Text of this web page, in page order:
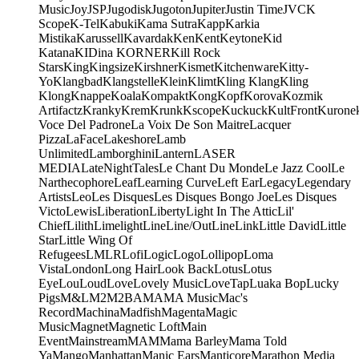
MusicJoyJSPJugodiskJugotonJupiterJustin TimeJVCK
ScopeK-TelKabukiKama SutraKappKarkia
MistikaKarussellKavardakKenKentKeytoneKid
KatanaKIDina KORNERKill Rock
StarsKingKingsizeKirshnerKismetKitchenwareKitty-
YoKlangbadKlangstelleKleinKlimtKling KlangKling
KlongKnappeKoalaKompaktKongKopfKorovaKozmik
ArtifactzKrankyKremKrunkKscopeKuckuckKultFront
Voce Del PadroneLa Voix De Son MaitreLacquer
PizzaLaFaceLakeshoreLamb
UnlimitedLamborghiniLanternLASER
MEDIALateNightTalesLe Chant Du MondeLe Jazz CoolLe
NarthecophoreLeafLearning CurveLeft EarLegacyLegendary
ArtistsLeoLes DisquesLes Disques Bongo JoeLes Disques
VictoLewisLiberationLibertyLight In The AtticLil'
ChiefLilithLimelightLineLine/OutLineLinkLittle DavidLittle
StarLittle Wing Of
RefugeesLMLRLofiLogicLogoLollipopLoma
VistaLondonLong HairLook BackLotusLotus
EyeLouLoudLoveLovely MusicLoveTapLuaka BopLucky
PigsM&LM2M2BAMAMA MusicMac's
RecordMachinaMadfishMagentaMagic
MusicMagnetMagnetic LoftMain
EventMainstreamMAMMama BarleyMama Told
YaMangoManhattanManic EarsManticoreMarathon Media